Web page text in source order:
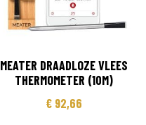
MEATER DRAADLOZE VLEES
THERMOMETER (10M)
€ 92,66